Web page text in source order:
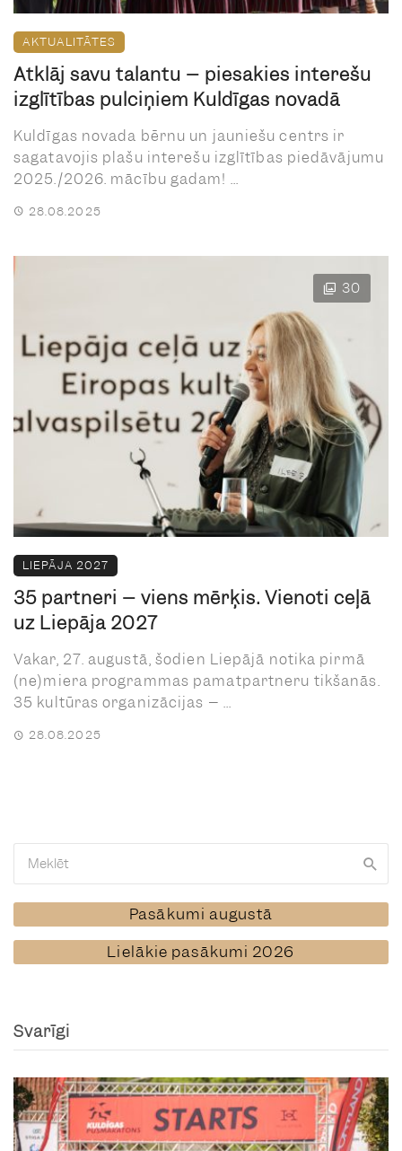
AKTUALITĀTES
Atklāj savu talantu – piesakies interešu
izglītības pulciņiem Kuldīgas novadā
Kuldīgas novada bērnu un jauniešu centrs ir
sagatavojis plašu interešu izglītības piedāvājumu
2025./2026. mācību gadam! ...
28.08.2025
30
LIEPĀJA 2027
35 partneri – viens mērķis. Vienoti ceļā
uz Liepāja 2027
Vakar, 27. augustā, šodien Liepājā notika pirmā
(ne)miera programmas pamatpartneru tikšanās.
35 kultūras organizācijas – ...
28.08.2025
Pasākumi augustā
Lielākie pasākumi 2026
Svarīgi